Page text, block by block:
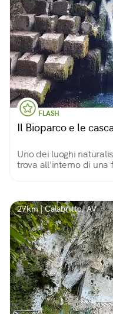
FLASH
Il Bioparco e le
Uno dei luoghi
trova all'interno di
27km | Calabritto, AV